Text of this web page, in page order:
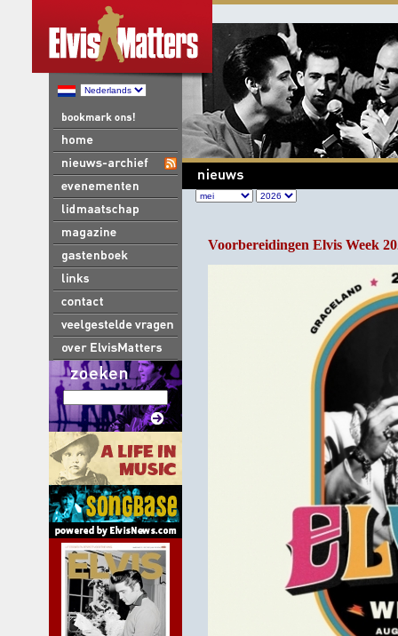
Voorbereidingen Elvis Week